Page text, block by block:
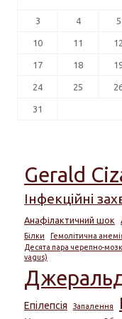
3 4 5
10 11 12
17 18
24 25
31
Gerald
Інфекційні
Анафілактичний шок
Білки Гемолітична
Десята пара черепно-
vagus)
Епілепсія Запалення